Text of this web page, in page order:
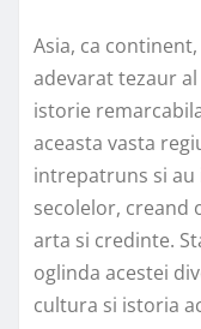
Asia, ca
adevarat tezaur
istorie
aceasta vasta
intrepatruns si
secolelor, creand
arta si credinte.
oglinda acestei
cultura si istoria